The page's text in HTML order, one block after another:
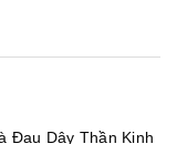
Đau Dây Thần Kinh